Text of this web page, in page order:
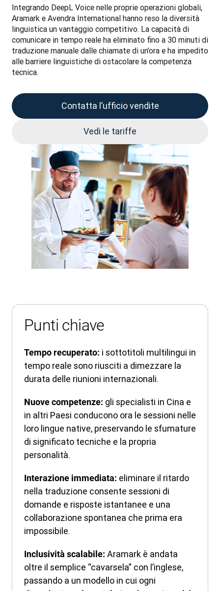
Integrando DeepL Voice nelle proprie operazioni globali,
Aramark e Avendra International hanno reso la diversità
linguistica un vantaggio competitivo. La capacità di
comunicare in tempo reale ha eliminato fino a 30 minuti di
traduzione manuale dalle chiamate di un’ora e ha impedito
alle barriere linguistiche di ostacolare la competenza
tecnica.
Contatta l’ufficio vendite
Vedi le tariffe
Punti chiave
Tempo recuperato: i sottotitoli multilingui in
tempo reale sono riusciti a dimezzare la
durata delle riunioni internazionali.
Nuove competenze: gli specialisti in Cina e
in altri Paesi conducono ora le sessioni nelle
loro lingue native, preservando le sfumature
di significato tecniche e la propria
personalità.
Interazione immediata: eliminare il ritardo
nella traduzione consente sessioni di
domande e risposte istantanee e una
collaborazione spontanea che prima era
impossibile.
Inclusività scalabile: Aramark è andata
oltre il semplice “cavarsela” con l’inglese,
passando a un modello in cui ogni